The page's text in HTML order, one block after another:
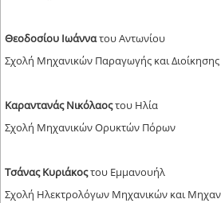
Θεοδοσίου Ιωάννατου Αντωνίου
Σχολή Μηχανικών Παραγωγής και Διοίκησης
Καραντανάς Νικόλαοςτου Ηλία
Σχολή Μηχανικών Ορυκτών Πόρων
Τσάνας Κυριάκοςτου Εμμανουήλ
Σχολή Ηλεκτρολόγων Μηχανικών και